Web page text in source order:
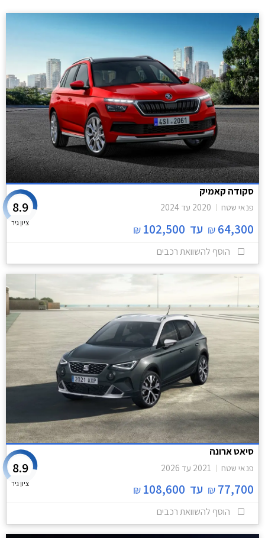
סקודה קאמיק
פנאי שטח 2020 עד 2024
64,300
₪ עד 102,500
₪
8.9
ציון גיר
הוסף להשוואת רכבים
סיאט ארונה
פנאי שטח 2021 עד 2026
77,700
₪ עד 108,600
₪
8.9
ציון גיר
הוסף להשוואת רכבים